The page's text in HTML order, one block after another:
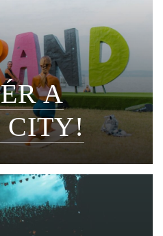
A
CITY!